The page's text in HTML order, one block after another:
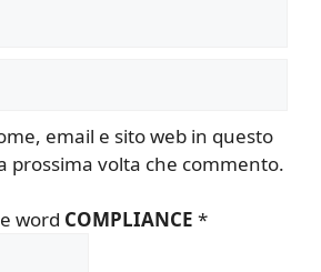
email e sito web in questo
prossima volta che commento.
word COMPLIANCE *